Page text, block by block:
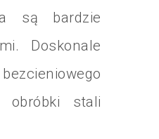
są bardzie
Doskonale
obróbki stali